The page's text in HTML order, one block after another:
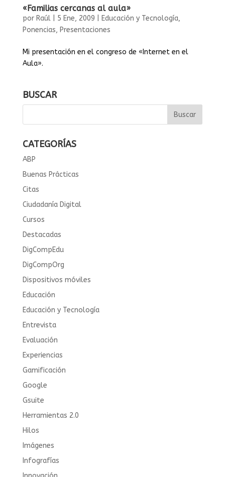
«Familias cercanas al aula»
por Raúl| 5 Ene, 2009 Educación y Tecnología,
Ponencias, Presentaciones
Mi presentación en el congreso de «Internet en el
Aula».
BUSCAR
CATEGORÍAS
ABP
Buenas Prácticas
Citas
Ciudadanía Digital
Cursos
Destacadas
DigCompEdu
DigCompOrg
Dispositivos móviles
Educación
Educación y Tecnología
Entrevista
Evaluación
Experiencias
Gamificación
Google
Gsuite
Herramientas 2.0
Hilos
Imágenes
Infografías